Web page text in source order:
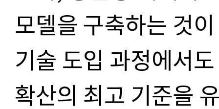
모델을 구축하는 것
기술 도입 과정에서
확산의 최고 기준을